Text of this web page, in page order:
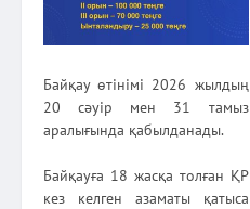
Байқау өтінімі 2026 жылдың
20 сәуір мен 31 тамыз
аралығында қабылданады.
Байқауға 18 жасқа толған ҚР
кез келген азаматы қатыса